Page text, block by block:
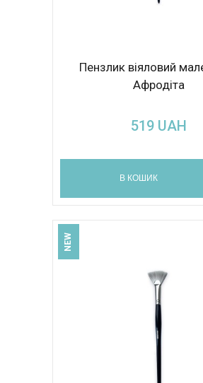
Пензлик віяловий
Афродіта
519 UAH
В КОШИК
NEW